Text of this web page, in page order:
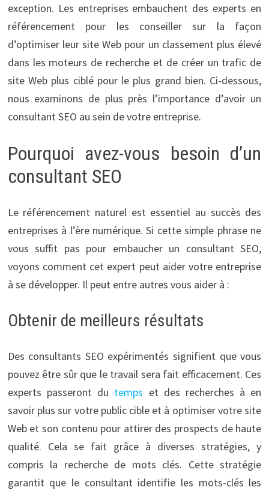
exception. Les entreprises embauchent des experts en
référencement pour les conseiller sur la façon
d’optimiser leur site Web pour un classement plus élevé
dans les moteurs de recherche et de créer un trafic de
site Web plus ciblé pour le plus grand bien. Ci-dessous,
nous examinons de plus près l’importance d’avoir un
consultant SEO au sein de votre entreprise.
Pourquoi avez-vous besoin d’un
consultant SEO
Le référencement naturel est essentiel au succès des
entreprises à l’ère numérique. Si cette simple phrase ne
vous suffit pas pour embaucher un consultant SEO,
voyons comment cet expert peut aider votre entreprise
à se développer. Il peut entre autres vous aider à :
Obtenir de meilleurs résultats
Des consultants SEO expérimentés signifient que vous
pouvez être sûr que le travail sera fait efficacement. Ces
experts passeront du temps et des recherches à en
savoir plus sur votre public cible et à optimiser votre site
Web et son contenu pour attirer des prospects de haute
qualité. Cela se fait grâce à diverses stratégies, y
compris la recherche de mots clés. Cette stratégie
garantit que le consultant identifie les mots-clés les